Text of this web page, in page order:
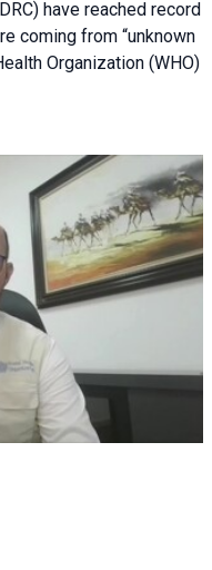
have reached record
coming from “unknown
Organization (WHO)